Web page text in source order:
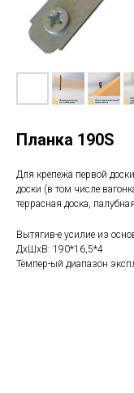
Планка 190S
Для крепежа первой
доски (в том числе
террасная доска,
Вытягив-е усилие из
ДхШхВ: 190*16,5*4
Темпер-ый диапазон